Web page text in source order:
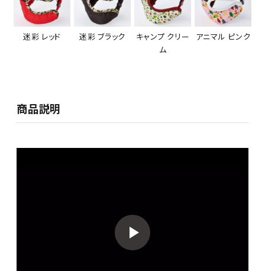
迷彩 レッド 迷彩 ブラック
キャンプ クリー
ム
アニマル ピンク
商品説明